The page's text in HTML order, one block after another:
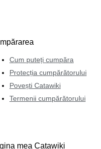
Cum puteți cumpăra
Protecția cumpărătorului
Povești Catawiki
Termenii cumpărătorului
mea Catawiki